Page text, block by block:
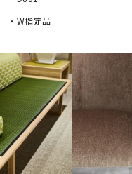
・W指定品